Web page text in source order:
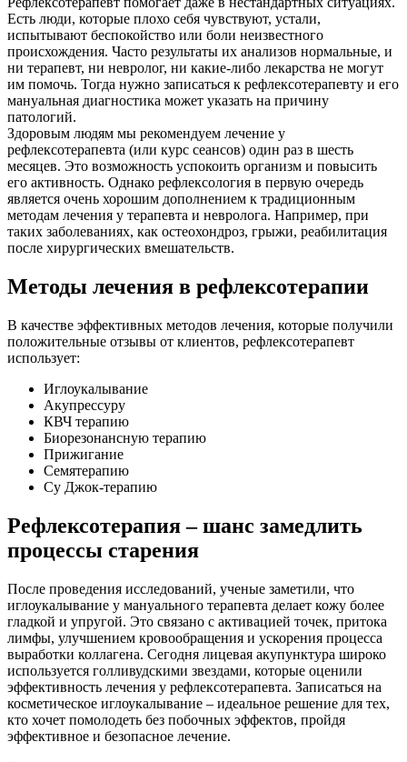
Есть люди, которые плохо себя чувствуют, устали,
испытывают беспокойство или боли неизвестного
происхождения. Часто результаты их анализов нормальные, и
ни терапевт, ни невролог, ни какие-либо лекарства не могут
им помочь. Тогда нужно записаться к рефлексотерапевту и его
мануальная диагностика может указать на причину
патологий.
Здоровым людям мы рекомендуем лечение у
рефлексотерапевта (или курс сеансов) один раз в шесть
месяцев. Это возможность успокоить организм и повысить
его активность. Однако рефлексология в первую очередь
является очень хорошим дополнением к традиционным
методам лечения у терапевта и невролога. Например, при
таких заболеваниях, как остеохондроз, грыжи, реабилитация
после хирургических вмешательств.
Методы лечения в рефлексотерапии
В качестве эффективных методов лечения, которые получили
положительные отзывы от клиентов, рефлексотерапевт
использует:
Иглоукалывание
Акупрессуру
КВЧ терапию
Биорезонансную терапию
Прижигание
Семятерапию
Су Джок-терапию
Рефлексотерапия – шанс замедлить
процессы старения
После проведения исследований, ученые заметили, что
иглоукалывание у мануального терапевта делает кожу более
гладкой и упругой. Это связано с активацией точек, притока
лимфы, улучшением кровообращения и ускорения процесса
выработки коллагена. Сегодня лицевая акупунктура широко
используется голливудскими звездами, которые оценили
эффективность лечения у рефлексотерапевта. Записаться на
косметическое иглоукалывание – идеальное решение для тех,
кто хочет помолодеть без побочных эффектов, пройдя
эффективное и безопасное лечение.